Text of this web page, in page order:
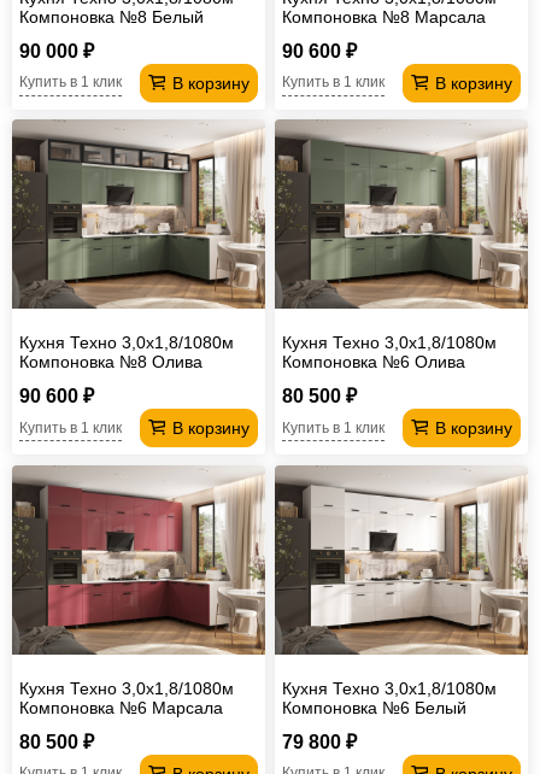
Компоновка №8 Белый
90 000 ₽
В корзину
Купить в 1 клик
Компоновка №8 Марсала
90 600 ₽
В корзину
Купить в 1 клик
Кухня Техно 3,0х1,8/1080м
Компоновка №8 Олива
90 600 ₽
В корзину
Купить в 1 клик
Кухня Техно 3,0х1,8/1080м
Компоновка №6 Олива
80 500 ₽
В корзину
Купить в 1 клик
Кухня Техно 3,0х1,8/1080м
Компоновка №6 Марсала
80 500 ₽
Кухня Техно 3,0х1,8/1080м
Компоновка №6 Белый
79 800 ₽